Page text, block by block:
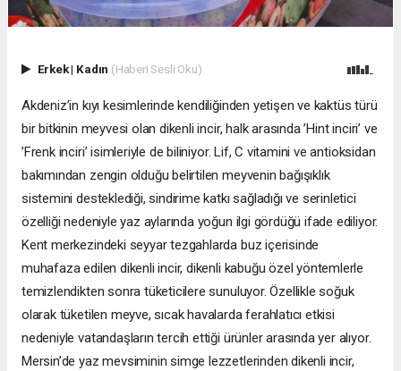
Erkek| Kadın (Haberi Sesli Oku)
Akdeniz’in kıyı kesimlerinde kendiliğinden yetişen ve kaktüs türü
bir bitkinin meyvesi olan dikenli incir, halk arasında ’Hint inciri’ ve
’Frenk inciri’ isimleriyle de biliniyor. Lif, C vitamini ve antioksidan
bakımından zengin olduğu belirtilen meyvenin bağışıklık
sistemini desteklediği, sindirime katkı sağladığı ve serinletici
özelliği nedeniyle yaz aylarında yoğun ilgi gördüğü ifade ediliyor.
Kent merkezindeki seyyar tezgahlarda buz içerisinde
muhafaza edilen dikenli incir, dikenli kabuğu özel yöntemlerle
temizlendikten sonra tüketicilere sunuluyor. Özellikle soğuk
olarak tüketilen meyve, sıcak havalarda ferahlatıcı etkisi
nedeniyle vatandaşların tercih ettiği ürünler arasında yer alıyor.
Mersin’de yaz mevsiminin simge lezzetlerinden dikenli incir,